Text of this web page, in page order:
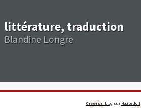
littérature, traduction
Blandine Longre
Créer un blogsur Hautetfort